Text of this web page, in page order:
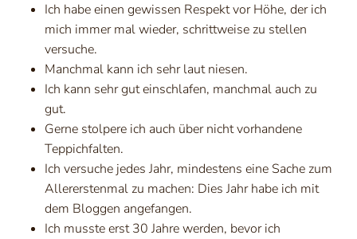
Ich habe einen gewissen Respekt vor Höhe, der ich
mich immer mal wieder, schrittweise zu stellen
versuche.
Manchmal kann ich sehr laut niesen.
Ich kann sehr gut einschlafen, manchmal auch zu
gut.
Gerne stolpere ich auch über nicht vorhandene
Teppichfalten.
Ich versuche jedes Jahr, mindestens eine Sache zum
Allererstenmal zu machen: Dies Jahr habe ich mit
dem Bloggen angefangen.
Ich musste erst 30 Jahre werden, bevor ich